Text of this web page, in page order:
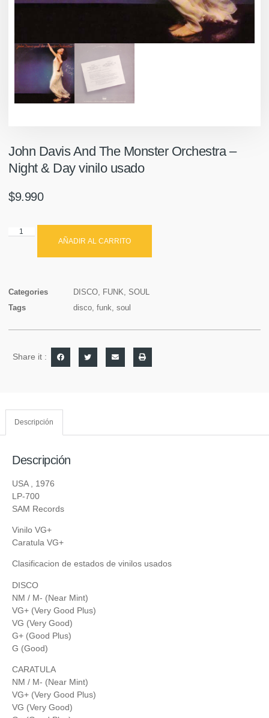
John Davis And The Monster Orchestra ‎–
Night & Day vinilo usado
$9.990
AÑADIR AL CARRITO
Categories DISCO, FUNK, SOUL
Tags
disco, funk, soul
Share it :
Descripción
Descripción
USA , 1976
LP-700
SAM Records
Vinilo VG+
Caratula VG+
Clasificacion de estados de vinilos usados
DISCO
NM / M- (Near Mint)
VG+ (Very Good Plus)
VG (Very Good)
G+ (Good Plus)
G (Good)
CARATULA
NM / M- (Near Mint)
VG+ (Very Good Plus)
VG (Very Good)